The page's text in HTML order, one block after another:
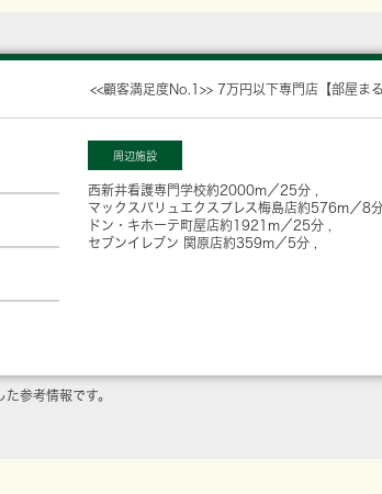
<<顧客満足度No.1>> 7万円以下専門店【部屋まる
周辺施設
西新井看護専門学校約2000m／25分
マックスバリュエクスプレス梅島店約576m／8
ドン・キホーテ町屋店約1921m／25分
セブンイレブン 関原店約359m／5分
参考情報です。